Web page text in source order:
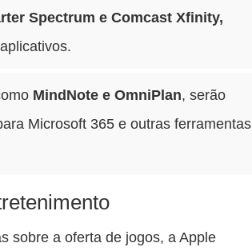
Spectrum e Comcast Xfinity,
MindNote e OmniPlan, serão
Microsoft 365 e outras ferramentas
sobre a oferta de jogos, a Apple